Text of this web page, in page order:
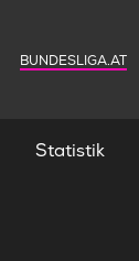
BUNDESLIGA.AT
Statistik